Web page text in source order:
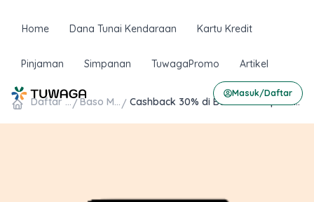
Home Dana Tunai Kendaraan Kartu Kredit
Pinjaman Simpanan TuwagaPromo Artikel
Masuk/Daftar
Daftar Promo/ Baso Mie Kopi/ Cashback 30% di Baso Mie Kopi Pakai QRIS OCTO Mobile